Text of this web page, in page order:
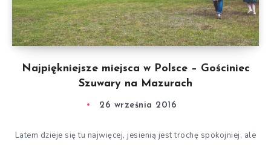
Najpiękniejsze miejsca w Polsce – Gościniec
Szuwary na Mazurach
26 września 2016
Latem dzieje się tu najwięcej, jesienią jest trochę spokojniej, ale